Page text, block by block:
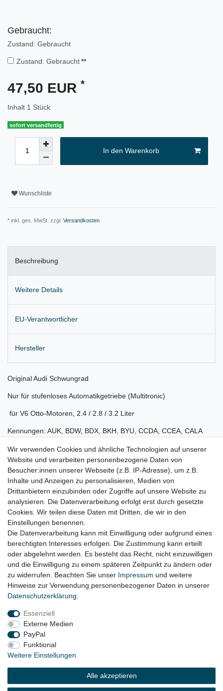
Gebraucht:
Zustand: Gebraucht
Zustand: Gebraucht **
47,50 EUR *
Inhalt 1 Stück
sofort versandfertig
In den Warenkorb
Wunschliste
* inkl. ges. MwSt. zzgl. Versandkosten
Beschreibung
Weitere Details
EU-Verantwortlicher
Hersteller
Original Audi Schwungrad
Nur für stufenloses Automatikgetriebe (Multitronic)
für V6 Otto-Motoren, 2.4 / 2.8 / 3.2 Liter
Kennungen: AUK, BDW, BDX, BKH, BYU, CCDA, CCEA, CALA
Lieferung wie abgebildet
Gerne prüfen wir für Sie anhand Ihrer Fahrgestellnummer (VIN)
ob der Artikel bei Ihrem Fahrzeug passt
Audi A6 4F Bj. 2004 - 2010
Lieferzeit etwa 1 bis 3 Werktage
Wir verwenden Cookies und ähnliche Technologien auf unserer
Website und verarbeiten personenbezogene Daten von
Besucher:innen unserer Webseite (z.B. IP-Adresse), um z.B.
Inhalte und Anzeigen zu personalisieren, Medien von
Drittanbietern einzubinden oder Zugriffe auf unsere Website zu
analysieren. Die Datenverarbeitung erfolgt erst durch gesetzte
Cookies. Wir teilen diese Daten mit Dritten, die wir in den
Einstellungen benennen.
Die Datenverarbeitung kann mit Einwilligung oder aufgrund eines
berechtigten Interesses erfolgen. Die Zustimmung kann erteilt
oder abgelehnt werden. Es besteht das Recht, nicht einzuwilligen
und die Einwilligung zu einem späteren Zeitpunkt zu ändern oder
zu widerrufen. Beachten Sie unser Impressum und weitere
Hinweise zur Verwendung personenbezogener Daten in unserer
Daten­schutz­erklärung
Essenziell
Externe Medien
PayPal
Funktional
Weitere Einstellungen
Alle akzeptieren
Impressum
Widerrufs­recht
© Copyright 2026 | Alle Rechte vorbehalten.